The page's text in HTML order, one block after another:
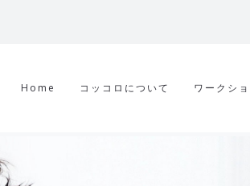
Home コッコロについて ワークシ